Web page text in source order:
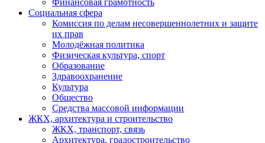
Финансовая грамотность
Социальная сфера
Комиссия по делам несовершеннолетних и защите
их прав
Молодёжная политика
Физическая культура, спорт
Образование
Здравоохранение
Культура
Общество
Средства массовой информации
ЖКХ, архитектура и строительство
ЖКХ, транспорт, связь
Архитектура, градостроительство